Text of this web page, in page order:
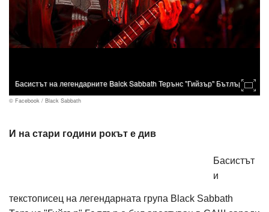
Басистът на легендарните Balck Sabbath Терънс "Гийзър" Бътлър
© Facebook / Black Sabbath
И на стари години рокът е див
Басистът
и
текстописец на легендарната група Black Sabbath